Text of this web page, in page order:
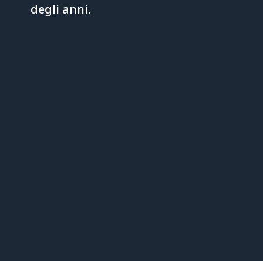
degli anni.